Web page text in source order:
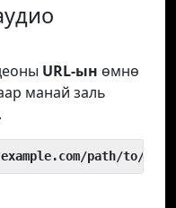
URL-ын өмнө
манай заль
path/to/